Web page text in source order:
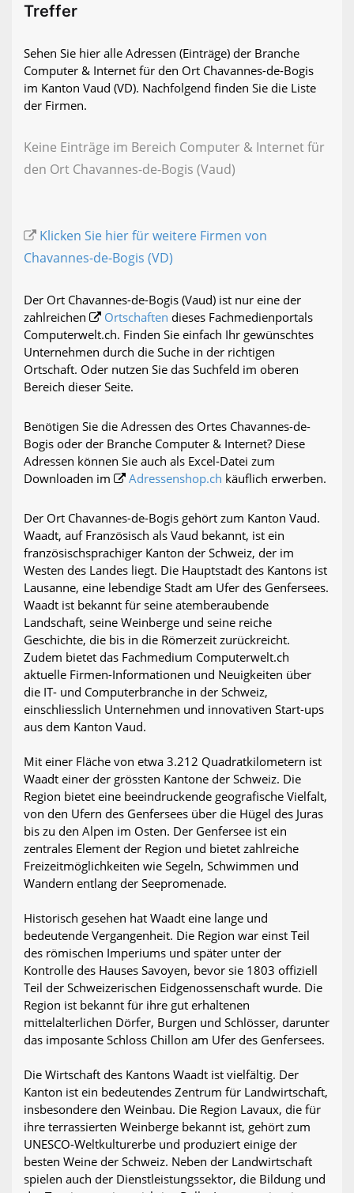
Treffer
Sehen Sie hier alle Adressen (Einträge) der Branche
Computer & Internet für den Ort Chavannes-de-Bogis
im Kanton Vaud (VD). Nachfolgend finden Sie die Liste
der Firmen.
Keine Einträge im Bereich Computer & Internet für
den Ort Chavannes-de-Bogis (Vaud)
Klicken Sie hier für weitere Firmen von
Chavannes-de-Bogis (VD)
Der Ort Chavannes-de-Bogis (Vaud) ist nur eine der
zahlreichen
Ortschaften dieses Fachmedienportals
Computerwelt.ch. Finden Sie einfach Ihr gewünschtes
Unternehmen durch die Suche in der richtigen
Ortschaft. Oder nutzen Sie das Suchfeld im oberen
Bereich dieser Seite.
Benötigen Sie die Adressen des Ortes Chavannes-de-
Bogis oder der Branche Computer & Internet? Diese
Adressen können Sie auch als Excel-Datei zum
Downloaden im
Adressenshop.ch käuflich erwerben.
Der Ort Chavannes-de-Bogis gehört zum Kanton Vaud.
Waadt, auf Französisch als Vaud bekannt, ist ein
französischsprachiger Kanton der Schweiz, der im
Westen des Landes liegt. Die Hauptstadt des Kantons ist
Lausanne, eine lebendige Stadt am Ufer des Genfersees.
Waadt ist bekannt für seine atemberaubende
Landschaft, seine Weinberge und seine reiche
Geschichte, die bis in die Römerzeit zurückreicht.
Zudem bietet das Fachmedium Computerwelt.ch
aktuelle Firmen-Informationen und Neuigkeiten über
die IT- und Computerbranche in der Schweiz,
einschliesslich Unternehmen und innovativen Start-ups
aus dem Kanton Vaud.
Mit einer Fläche von etwa 3.212 Quadratkilometern ist
Waadt einer der grössten Kantone der Schweiz. Die
Region bietet eine beeindruckende geografische Vielfalt,
von den Ufern des Genfersees über die Hügel des Juras
bis zu den Alpen im Osten. Der Genfersee ist ein
zentrales Element der Region und bietet zahlreiche
Freizeitmöglichkeiten wie Segeln, Schwimmen und
Wandern entlang der Seepromenade.
Historisch gesehen hat Waadt eine lange und
bedeutende Vergangenheit. Die Region war einst Teil
des römischen Imperiums und später unter der
Kontrolle des Hauses Savoyen, bevor sie 1803 offiziell
Teil der Schweizerischen Eidgenossenschaft wurde. Die
Region ist bekannt für ihre gut erhaltenen
mittelalterlichen Dörfer, Burgen und Schlösser, darunter
das imposante Schloss Chillon am Ufer des Genfersees.
Die Wirtschaft des Kantons Waadt ist vielfältig. Der
Kanton ist ein bedeutendes Zentrum für Landwirtschaft,
insbesondere den Weinbau. Die Region Lavaux, die für
ihre terrassierten Weinberge bekannt ist, gehört zum
UNESCO-Weltkulturerbe und produziert einige der
besten Weine der Schweiz. Neben der Landwirtschaft
spielen auch der Dienstleistungssektor, die Bildung und